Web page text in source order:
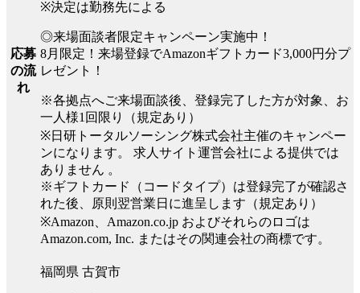
応募
の流
れ
※決定は勤務先による
◎来場面談者限定キャンペーン実施中！
8月限定！来場登録でAmazonギフトカード3,000円分プ
レゼント！
※各拠点へご来場面談後、登録完了した方が対象、お
一人様1回限り（規定あり）
※日研トータルソーシング株式会社主催のキャンペー
ンになります。 求人サイト運営会社による提供では
ありません 。
※ギフトカード（コードタイプ）は登録完了が確認さ
れた後、原則翌営業日に進呈します（規定あり）
※Amazon、Amazon.co.jp およびそれらのロゴは
Amazon.com, Inc. またはその関連会社の商標です。
福岡県 古賀市